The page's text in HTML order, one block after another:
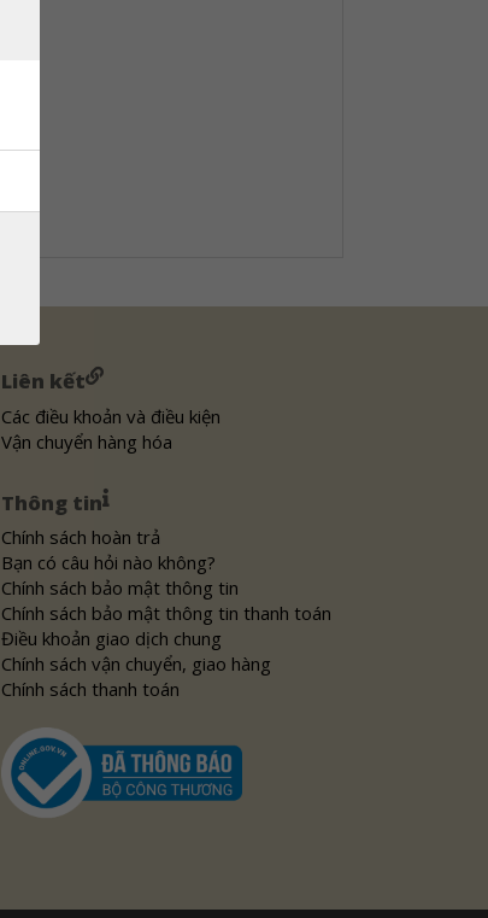
Liên kết
Các điều khoản và điều kiện
Vận chuyển hàng hóa
Thông tin
Chính sách hoàn trả
Bạn có câu hỏi nào không?
Chính sách bảo mật thông tin
Chính sách bảo mật thông tin thanh toán
Điều khoản giao dịch chung
Chính sách vận chuyển, giao hàng
Chính sách thanh toán